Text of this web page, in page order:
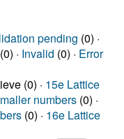
pending (0) ·
· Invalid (0) · Error
(0) · 15e Lattice
numbers (0) ·
(0) · 16e Lattice